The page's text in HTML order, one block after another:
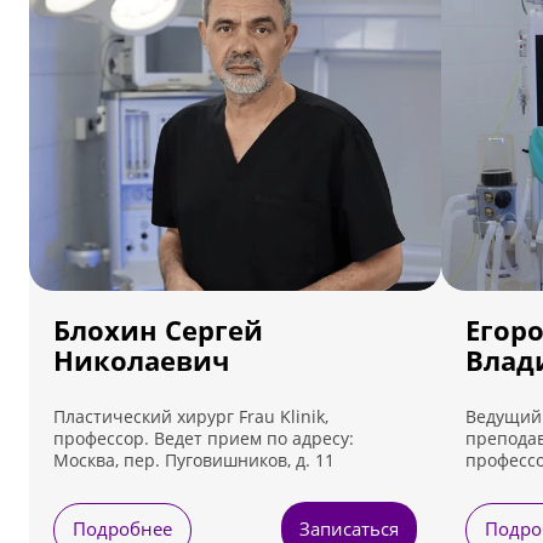
Блохин Сергей
Николаевич
Пластический хирург Frau Klinik,
профессор. Ведет прием по адресу:
Москва, пер. Пуговишников, д. 11
Подробнее Записаться
Ведущий